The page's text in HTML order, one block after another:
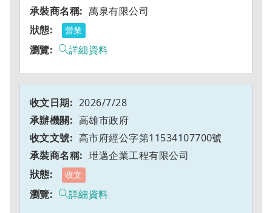
萬泉有限公司
營業
詳細資料
2026/7/28
高雄市政府
高市府經公字第11534107700號
玴邁企業工程有限公司
收文
詳細資料